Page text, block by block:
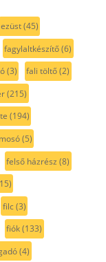
ezüst(45)
fagylaltkészítő(6)
(3) fali töltő(2)
(215)
(194)
(5)
felső házrész (8)
filc(3)
fiók(133)
(4)